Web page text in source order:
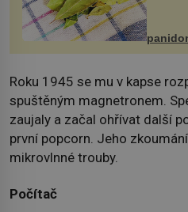
zmírnit
Roku 1945 se mu v kapse
spuštěným magnetronem.
zaujaly a začal ohřívat další
první popcorn. Jeho
mikrovlnné trouby.
Počítač